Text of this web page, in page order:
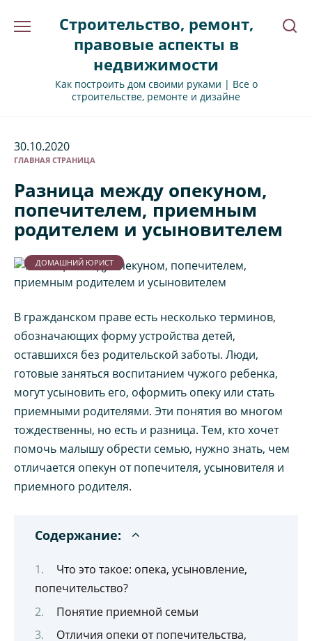
Строительство, ремонт,
правовые аспекты в
недвижимости
Как построить дом своими руками | Все о
строительстве, ремонте и дизайне
30.10.2020
ГЛАВНАЯ СТРАНИЦА
Разница между опекуном,
попечителем, приемным
родителем и усыновителем
ДОМАШНИЙ ЮРИСТ
В гражданском праве есть несколько терминов,
обозначающих форму устройства детей,
оставшихся без родительской заботы. Люди,
готовые заняться воспитанием чужого ребенка,
могут усыновить его, оформить опеку или стать
приемными родителями. Эти понятия во многом
тождественны, но есть и разница. Тем, кто хочет
помочь малышу обрести семью, нужно знать, чем
отличается опекун от попечителя, усыновителя и
приемного родителя.
Содержание:
Что это такое: опека, усыновление,
попечительство?
Понятие приемной семьи
Отличия опеки от попечительства,